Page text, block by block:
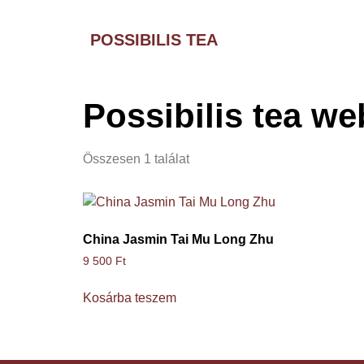
POSSIBILIS TEA
Possibilis tea
Összesen 1 találat
China Jasmin Tai Mu Long Zhu
9 500 Ft
Kosárba teszem